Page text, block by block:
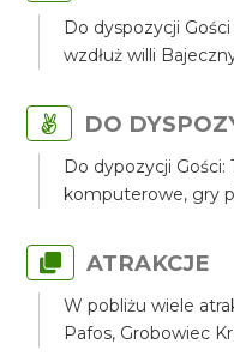
Do dyspozycji
wzdłuż willi
DO
Do dypozycji Gości:
komputerowe, gry
ATRAKCJE
W pobliżu wiele
Pafos, Grobowiec